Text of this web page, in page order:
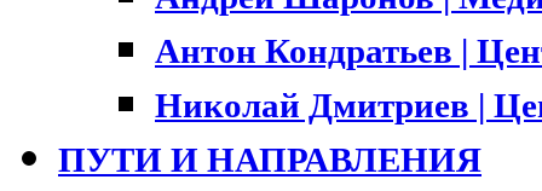
Антон Кондратьев |
Николай Дмитриев |
ПУТИ И НАПРАВЛЕНИЯ